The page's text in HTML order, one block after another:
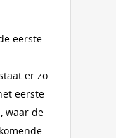
eerste
er zo
eerste
waar de